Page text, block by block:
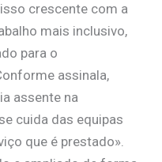
crescente com a
mais inclusivo,
para o
assinala,
assente na
cuida das equipas
que é prestado».